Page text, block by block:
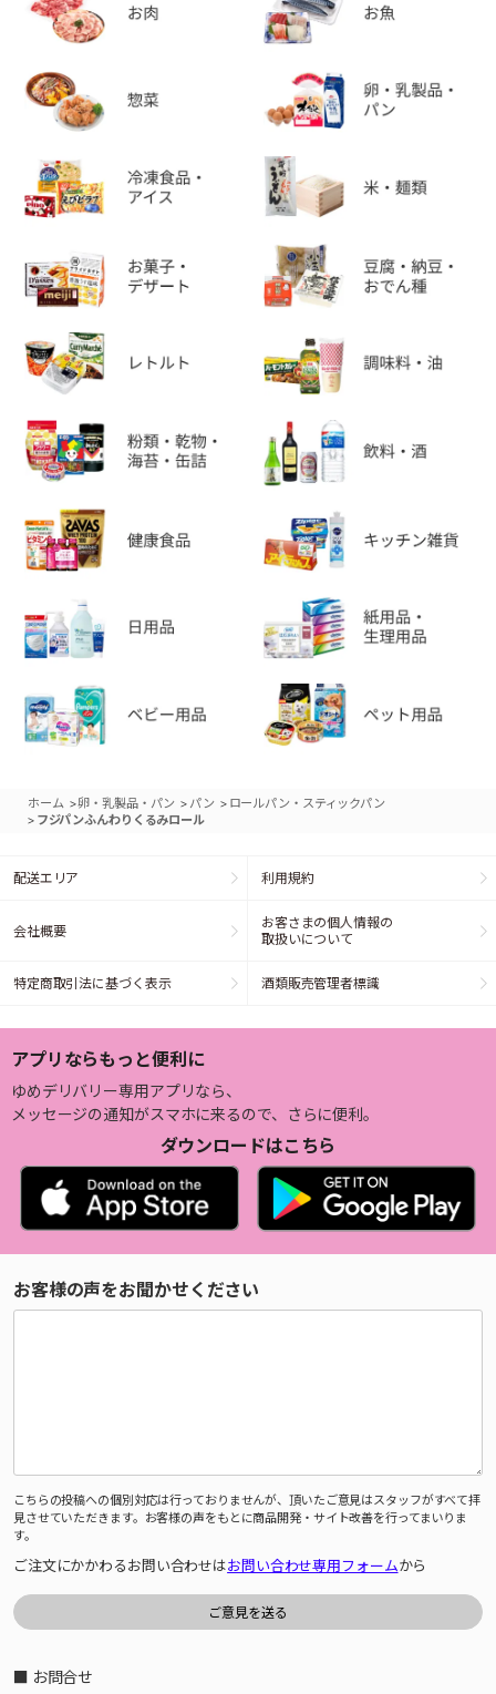
ホーム >卵・乳製品・パン > パン > ロールパン・スティックパン
> フジパンふんわりくるみロール
配送エリア 利用規約
会社概要
お客さまの個人情報の
取扱いについて
特定商取引法に基づく表示 酒類販売管理者標識
アプリならもっと便利に
ゆめデリバリー専用アプリなら、
メッセージの通知がスマホに来るので、さらに便利。
ダウンロードはこちら
お客様の声をお聞かせください
こちらの投稿への個別対応は行っておりませんが、頂いたご意見はスタッフがすべて拝
見させていただきます。お客様の声をもとに商品開発・サイト改善を行ってまいりま
す。
ご注文にかかわるお問い合わせはお問い合わせ専用フォームから
■ お問合せ